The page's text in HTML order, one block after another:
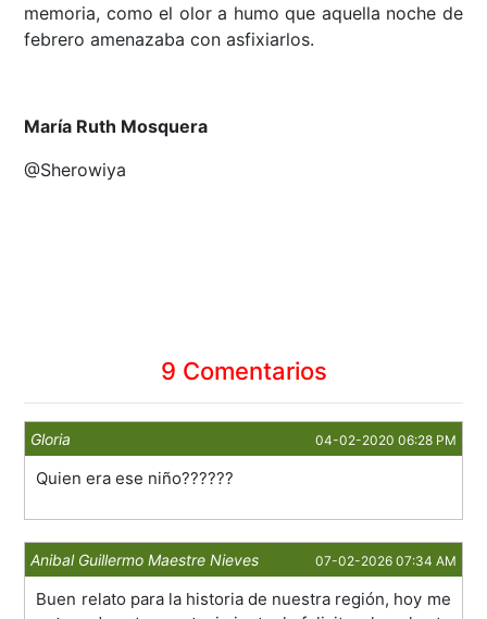
memoria, como el olor a humo que aquella noche de
febrero amenazaba con asfixiarlos.
María Ruth Mosquera
@Sherowiya
9 Comentarios
Gloria 04-02-2020 06:28 PM
Quien era ese niño??????
Anibal Guillermo Maestre Nieves 07-02-2026 07:34 AM
Buen relato para la historia de nuestra región, hoy me